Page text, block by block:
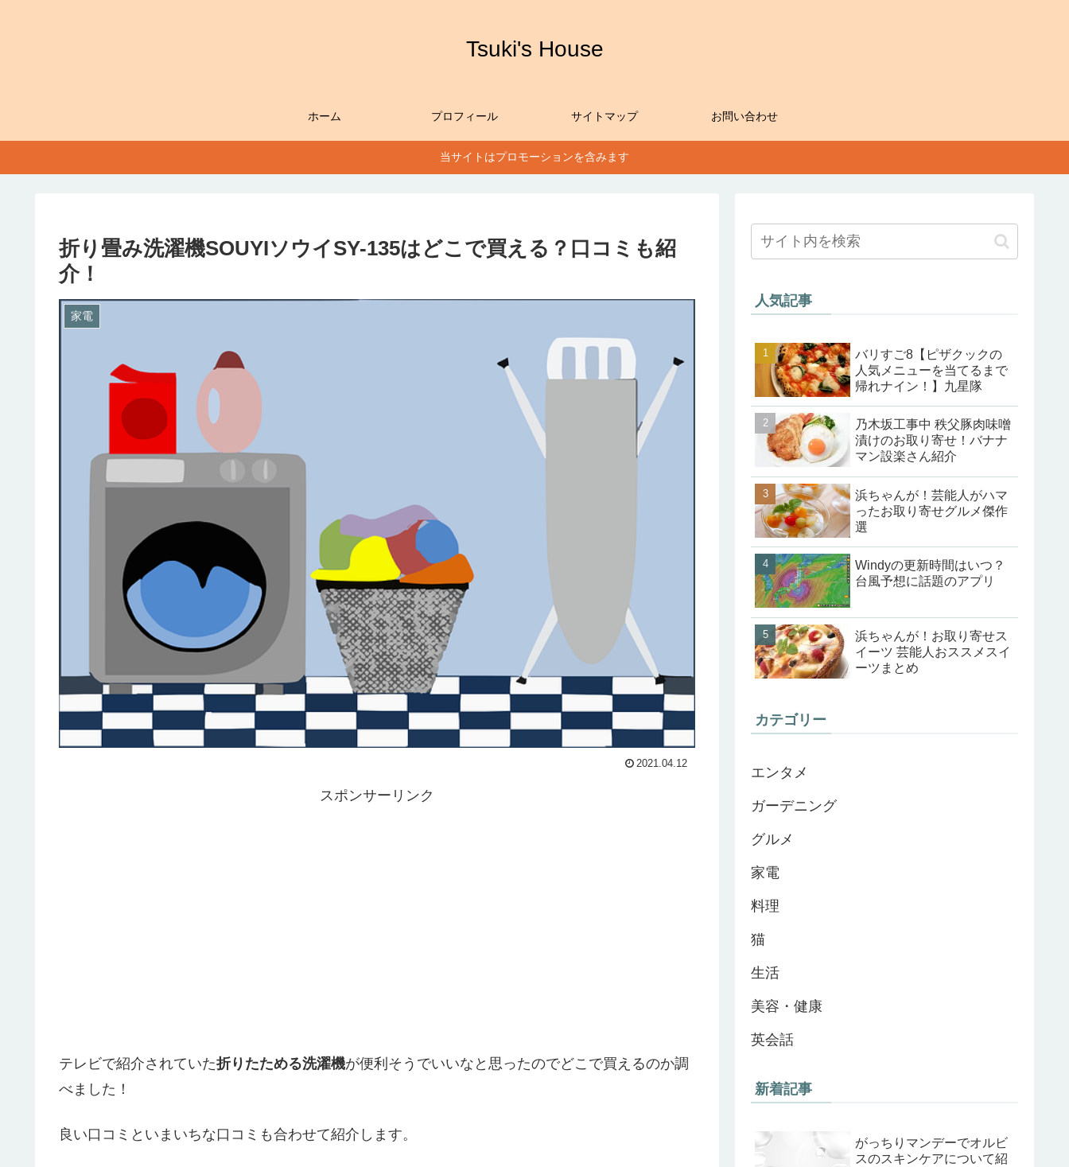
Tsuki's House
ホーム プロフィール サイトマップ お問い合わせ
当サイトはプロモーションを含みます
折り畳み洗濯機SOUYIソウイSY-135はどこで買える？口コミも紹
介！
家電
2021.04.12
スポンサーリンク
テレビで紹介されていた折りたためる洗濯機が便利そうでいいなと思ったのでどこで買えるのか調
べました！
良い口コミといまいちな口コミも合わせて紹介します。
人気記事
バリすご8【ピザクックの
人気メニューを当てるまで
帰れナイン！】九星隊
乃木坂工事中 秩父豚肉味噌
漬けのお取り寄せ！バナナ
マン設楽さん紹介
浜ちゃんが！芸能人がハマ
ったお取り寄せグルメ傑作
選
Windyの更新時間はいつ？
台風予想に話題のアプリ
浜ちゃんが！お取り寄せス
イーツ 芸能人おススメスイ
ーツまとめ
カテゴリー
エンタメ
ガーデニング
グルメ
家電
料理
猫
生活
美容・健康
英会話
新着記事
がっちりマンデーでオルビ
スのスキンケアについて紹